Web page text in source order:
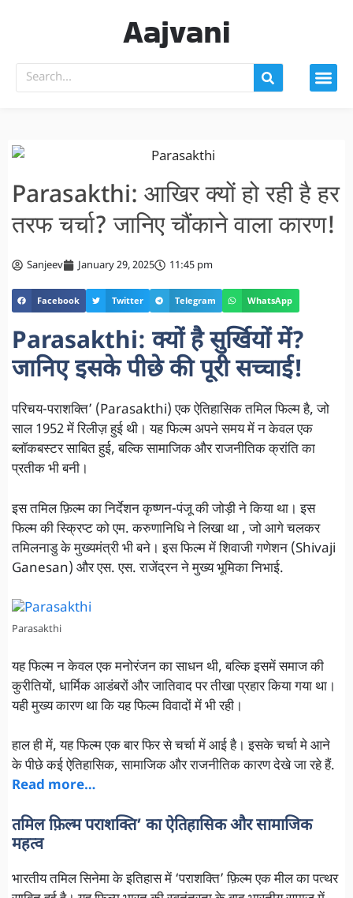
Aajvani
Parasakthi: आखिर क्यों हो रही है हर
तरफ चर्चा? जानिए चौंकाने वाला कारण!
Sanjeev January 29, 2025 11:45 pm
Facebook Twitter Telegram WhatsApp
Parasakthi: क्यों है सुर्खियों में?
जानिए इसके पीछे की पूरी सच्चाई!
परिचय-पराशक्ति’ (Parasakthi) एक ऐतिहासिक तमिल फिल्म है, जो
साल 1952 में रिलीज़ हुई थी। यह फिल्म अपने समय में न केवल एक
ब्लॉकबस्टर साबित हुई, बल्कि सामाजिक और राजनीतिक क्रांति का
प्रतीक भी बनी।
इस तमिल फ़िल्म का निर्देशन कृष्णन-पंजू की जोड़ी ने किया था। इस
फिल्म की स्क्रिप्ट को एम. करुणानिधि ने लिखा था , जो आगे चलकर
तमिलनाडु के मुख्यमंत्री भी बने। इस फिल्म में शिवाजी गणेशन (Shivaji
Ganesan) और एस. एस. राजेंद्रन ने मुख्य भूमिका निभाई.
Parasakthi
यह फिल्म न केवल एक मनोरंजन का साधन थी, बल्कि इसमें समाज की
कुरीतियों, धार्मिक आडंबरों और जातिवाद पर तीखा प्रहार किया गया था।
यही मुख्य कारण था कि यह फिल्म विवादों में भी रही।
हाल ही में, यह फिल्म एक बार फिर से चर्चा में आई है। इसके चर्चा मे आने
के पीछे कई ऐतिहासिक, सामाजिक और राजनीतिक कारण देखे जा रहे हैं.
Read more…
तमिल फ़िल्म पराशक्ति’ का ऐतिहासिक और सामाजिक
महत्व
भारतीय तमिल सिनेमा के इतिहास में ‘पराशक्ति’ फ़िल्म एक मील का पत्थर